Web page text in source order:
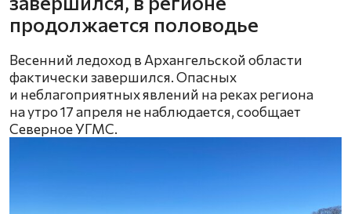
продолжается половодье
Весенний ледоход в Архангельской области
фактически завершился. Опасных
и неблагоприятных явлений на реках региона
на утро 17 апреля не наблюдается, сообщает
Северное УГМС.